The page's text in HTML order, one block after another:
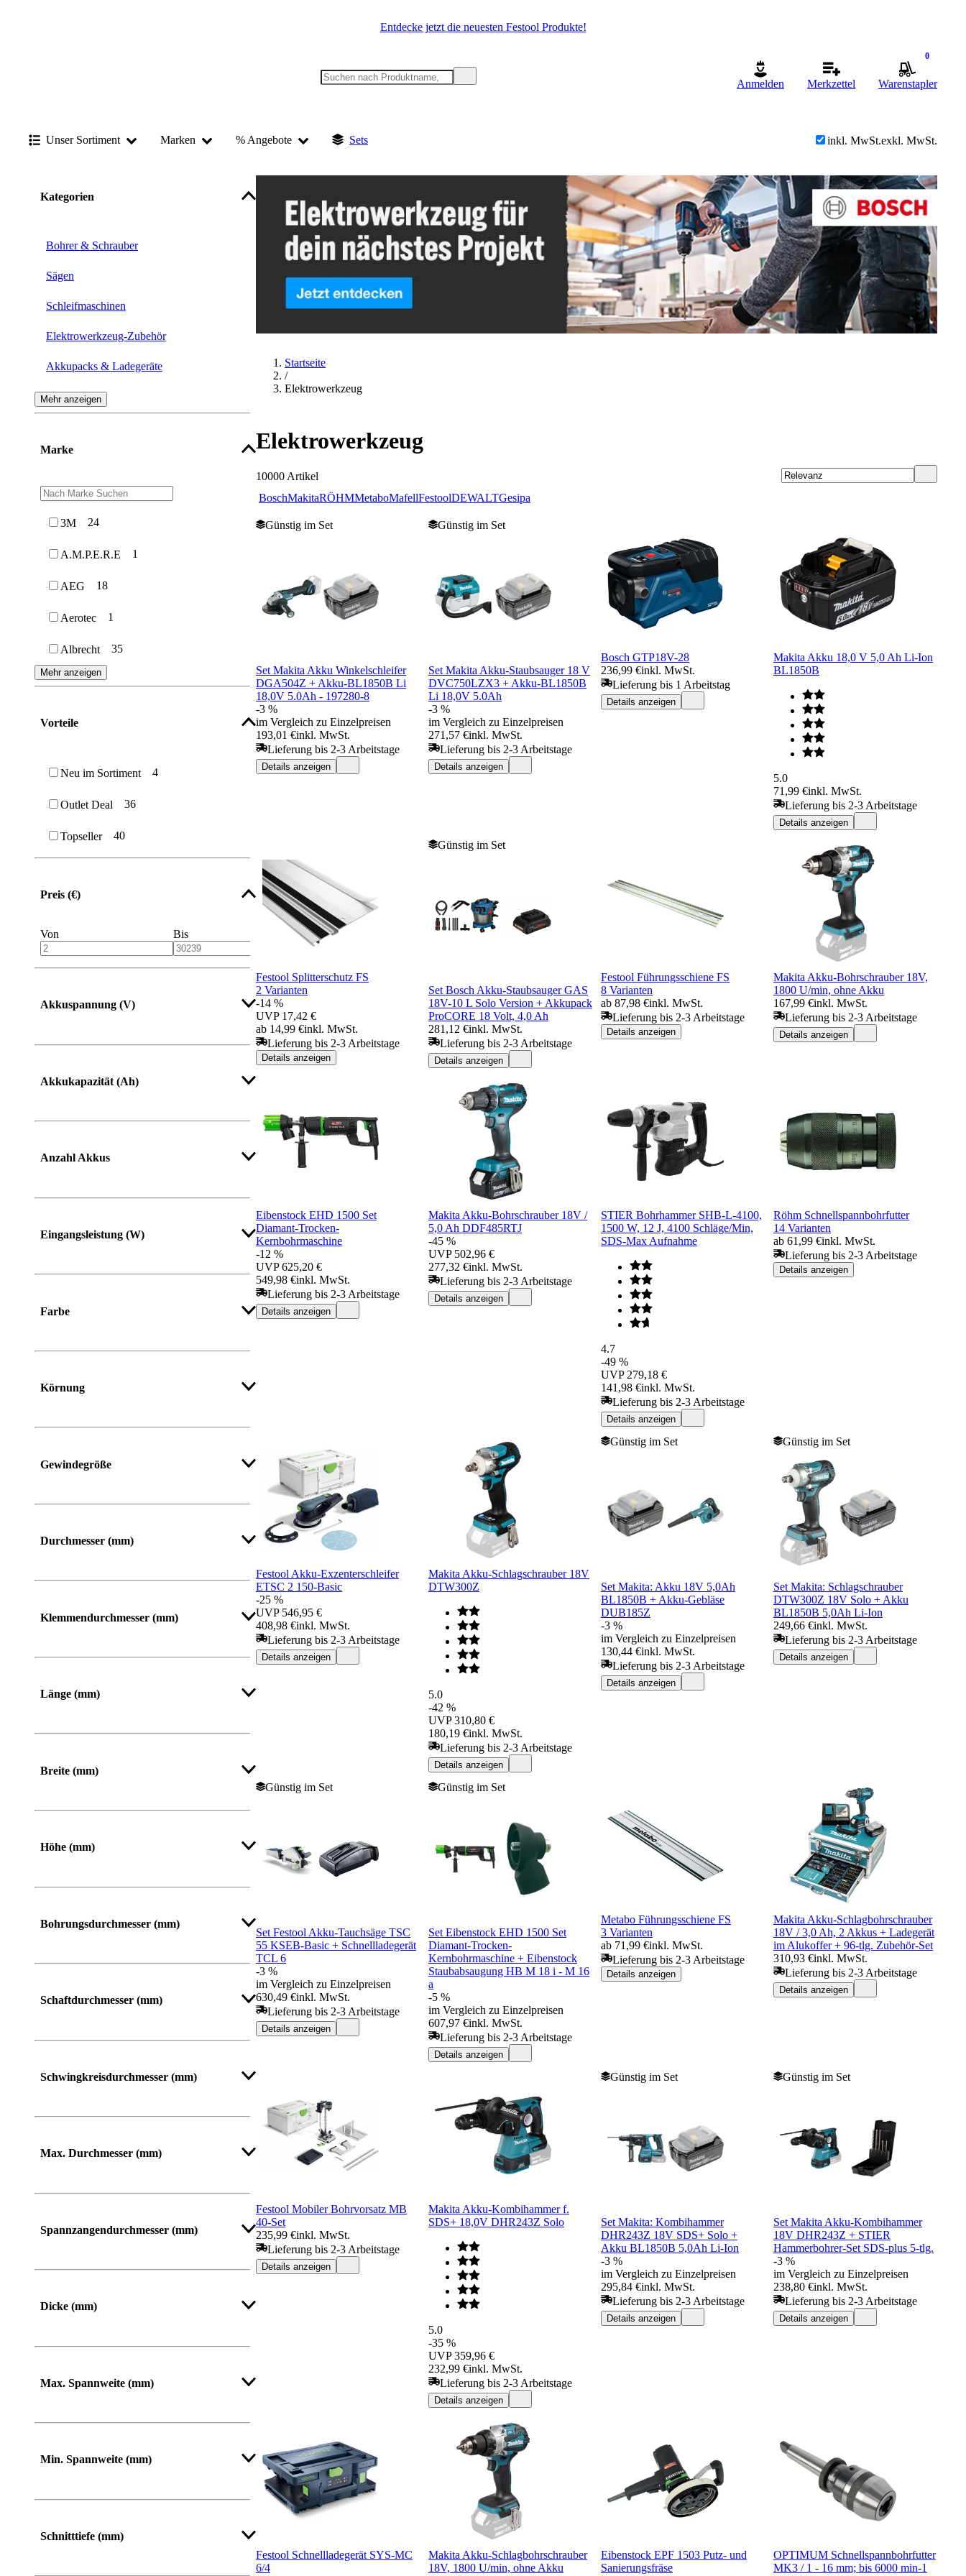
Entdecke jetzt die neuesten Festool Produkte!
Anmelden Merkzettel
0
Warenstapler
Unser Sortiment Marken % Angebote Sets inkl. MwSt.exkl. MwSt.
Kategorien
Bohrer & Schrauber
Sägen
Schleifmaschinen
Elektrowerkzeug-Zubehör
Akkupacks & Ladegeräte
Fräsen
Tacker & Nagler
Hobelmaschinen
Knabber & Blechscheren
Poliermaschinen
Mehr anzeigen
Marke
3M 24
A.M.P.E.R.E 1
AEG 18
Aerotec 1
Albrecht 35
Mehr anzeigen
Vorteile
Neu im Sortiment 4
Outlet Deal 36
Topseller 40
Preis (€)
Von Bis
Akkuspannung (V)
Akkukapazität (Ah)
Anzahl Akkus
Eingangsleistung (W)
Farbe
Körnung
Gewindegröße
Durchmesser (mm)
Klemmendurchmesser (mm)
Länge (mm)
Von Bis
Breite (mm)
Von Bis
Höhe (mm)
Von Bis
Bohrungsdurchmesser (mm)
Schaftdurchmesser (mm)
Schwingkreisdurchmesser (mm)
Max. Durchmesser (mm)
Spannzangendurchmesser (mm)
Dicke (mm)
Max. Spannweite (mm)
Min. Spannweite (mm)
Schnitttiefe (mm)
Startseite
/
Elektrowerkzeug
Elektrowerkzeug
10000 Artikel
BoschMakitaRÖHMMetaboMafellFestoolDEWALTGesipa
Günstig im Set
Set Makita Akku Winkelschleifer
DGA504Z + Akku-BL1850B Li
18,0V 5.0Ah - 197280-8
-3 %
im Vergleich zu Einzelpreisen
193,01 €inkl. MwSt.
Lieferung bis 2-3 Arbeitstage
Details anzeigen
Günstig im Set
Set Makita Akku-Staubsauger 18 V
DVC750LZX3 + Akku-BL1850B
Li 18,0V 5.0Ah
-3 %
im Vergleich zu Einzelpreisen
271,57 €inkl. MwSt.
Lieferung bis 2-3 Arbeitstage
Details anzeigen
Bosch GTP18V-28
236,99 €inkl. MwSt.
Lieferung bis 1 Arbeitstag
Details anzeigen
Makita Akku 18,0 V 5,0 Ah Li-Ion
BL1850B
5.0
71,99 €inkl. MwSt.
Lieferung bis 2-3 Arbeitstage
Details anzeigen
Festool Splitterschutz FS
2 Varianten
-14 %
UVP 17,42 €
ab 14,99 €inkl. MwSt.
Lieferung bis 2-3 Arbeitstage
Details anzeigen
Günstig im Set
Set Bosch Akku-Staubsauger GAS
18V-10 L Solo Version + Akkupack
ProCORE 18 Volt, 4,0 Ah
281,12 €inkl. MwSt.
Lieferung bis 2-3 Arbeitstage
Details anzeigen
Festool Führungsschiene FS
8 Varianten
ab 87,98 €inkl. MwSt.
Lieferung bis 2-3 Arbeitstage
Details anzeigen
Makita Akku-Bohrschrauber 18V,
1800 U/min, ohne Akku
167,99 €inkl. MwSt.
Lieferung bis 2-3 Arbeitstage
Details anzeigen
Eibenstock EHD 1500 Set
Diamant-Trocken-
Kernbohrmaschine
-12 %
UVP 625,20 €
549,98 €inkl. MwSt.
Lieferung bis 2-3 Arbeitstage
Details anzeigen
Makita Akku-Bohrschrauber 18V /
5,0 Ah DDF485RTJ
-45 %
UVP 502,96 €
277,32 €inkl. MwSt.
Lieferung bis 2-3 Arbeitstage
Details anzeigen
STIER Bohrhammer SHB-L-4100,
1500 W, 12 J, 4100 Schläge/Min,
SDS-Max Aufnahme
4.7
-49 %
UVP 279,18 €
141,98 €inkl. MwSt.
Lieferung bis 2-3 Arbeitstage
Details anzeigen
Röhm Schnellspannbohrfutter
14 Varianten
ab 61,99 €inkl. MwSt.
Lieferung bis 2-3 Arbeitstage
Details anzeigen
Festool Akku-Exzenterschleifer
ETSC 2 150-Basic
-25 %
UVP 546,95 €
408,98 €inkl. MwSt.
Lieferung bis 2-3 Arbeitstage
Details anzeigen
Makita Akku-Schlagschrauber 18V
DTW300Z
5.0
-42 %
UVP 310,80 €
180,19 €inkl. MwSt.
Lieferung bis 2-3 Arbeitstage
Details anzeigen
Günstig im Set
Set Makita: Akku 18V 5,0Ah
BL1850B + Akku-Gebläse
DUB185Z
-3 %
im Vergleich zu Einzelpreisen
130,44 €inkl. MwSt.
Lieferung bis 2-3 Arbeitstage
Details anzeigen
Günstig im Set
Set Makita: Schlagschrauber
DTW300Z 18V Solo + Akku
BL1850B 5,0Ah Li-Ion
249,66 €inkl. MwSt.
Lieferung bis 2-3 Arbeitstage
Details anzeigen
Günstig im Set
Set Festool Akku-Tauchsäge TSC
55 KSEB-Basic + Schnellladegerät
TCL 6
-3 %
im Vergleich zu Einzelpreisen
630,49 €inkl. MwSt.
Lieferung bis 2-3 Arbeitstage
Details anzeigen
Günstig im Set
Set Eibenstock EHD 1500 Set
Diamant-Trocken-
Kernbohrmaschine + Eibenstock
Staubabsaugung HB M 18 i - M 16
a
-5 %
im Vergleich zu Einzelpreisen
607,97 €inkl. MwSt.
Lieferung bis 2-3 Arbeitstage
Details anzeigen
Metabo Führungsschiene FS
3 Varianten
ab 71,99 €inkl. MwSt.
Lieferung bis 2-3 Arbeitstage
Details anzeigen
Makita Akku-Schlagbohrschrauber
18V / 3,0 Ah, 2 Akkus + Ladegerät
im Alukoffer + 96-tlg. Zubehör-Set
310,93 €inkl. MwSt.
Lieferung bis 2-3 Arbeitstage
Details anzeigen
Festool Mobiler Bohrvorsatz MB
40-Set
235,99 €inkl. MwSt.
Lieferung bis 2-3 Arbeitstage
Details anzeigen
Makita Akku-Kombihammer f.
SDS+ 18,0V DHR243Z Solo
5.0
-35 %
UVP 359,96 €
232,99 €inkl. MwSt.
Lieferung bis 2-3 Arbeitstage
Details anzeigen
Günstig im Set
Set Makita: Kombihammer
DHR243Z 18V SDS+ Solo +
Akku BL1850B 5,0Ah Li-Ion
-3 %
im Vergleich zu Einzelpreisen
295,84 €inkl. MwSt.
Lieferung bis 2-3 Arbeitstage
Details anzeigen
Günstig im Set
Set Makita Akku-Kombihammer
18V DHR243Z + STIER
Hammerbohrer-Set SDS-plus 5-tlg.
-3 %
im Vergleich zu Einzelpreisen
238,80 €inkl. MwSt.
Lieferung bis 2-3 Arbeitstage
Details anzeigen
Festool Schnellladegerät SYS-MC
6/4
Makita Akku-Schlagbohrschrauber
18V, 1800 U/min, ohne Akku
Eibenstock EPF 1503 Putz- und
Sanierungsfräse
OPTIMUM Schnellspannbohrfutter
MK3 / 1 - 16 mm; bis 6000 min-1